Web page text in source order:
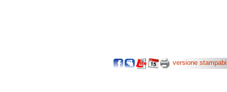
versione